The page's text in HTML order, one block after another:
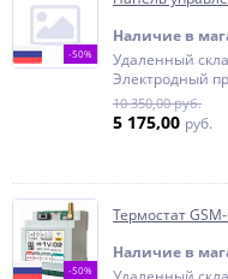
-50%
Наличие в
Удаленный
Электродный
10 350,00 руб.
5 175,00 руб.
-50%
Термостат
Наличие в